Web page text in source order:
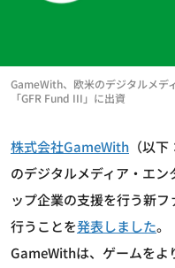
GameWith、欧米のデジタルメデ
「GFR Fund III」に出資
株式会社GameWith （以
のデジタルメディア・エ
ップ企業の支援を行う新
行うことを発表しました。
GameWithは、ゲームをよ